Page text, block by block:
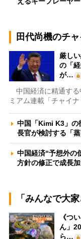
田代尚機のチ
厳し
の「
が…
中国経済に精通する
ミアム連載「チャイ
中国「Kimi K3」
長官が検討する「
中国経済“予想外
方針の修正で成長
「みんなで大
《つ
ん」
ら…